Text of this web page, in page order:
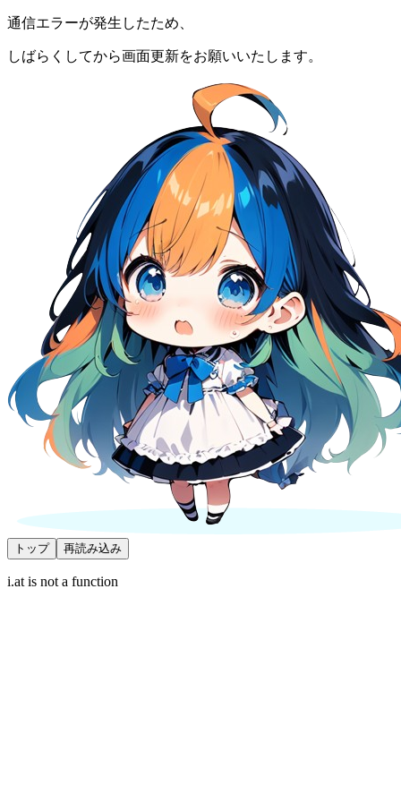
通信エラーが発生したため、
しばらくしてから画面更新をお願いいたします。
トップ 再読み込み
i.at is not a function